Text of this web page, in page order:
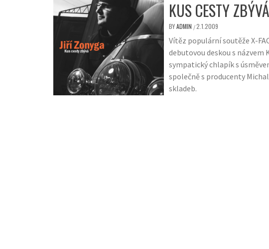
KUS CESTY
BYADMIN /2.1.2009
Vítěz populární soutěže X-
debutovou deskou s názvem
sympatický chlapík s
společně s producenty
skladeb.